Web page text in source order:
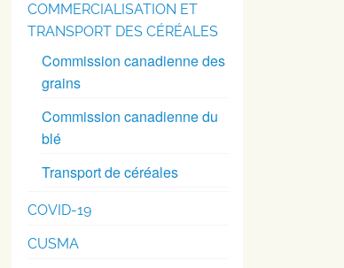
COMMERCIALISATION ET
TRANSPORT DES CÉRÉALES
Commission canadienne des
grains
Commission canadienne du
blé
Transport de céréales
COVID-19
CUSMA